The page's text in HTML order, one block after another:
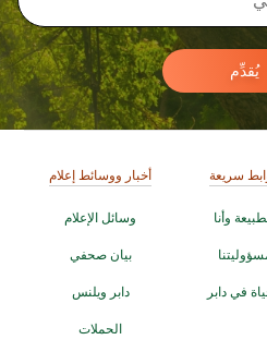
يُقدِّم
سريعة
وأنا
في دابر
أخبار ووسائط إعلام
وسائل الإعلام
بيان صحفي
دابر ويلنس
الحملات